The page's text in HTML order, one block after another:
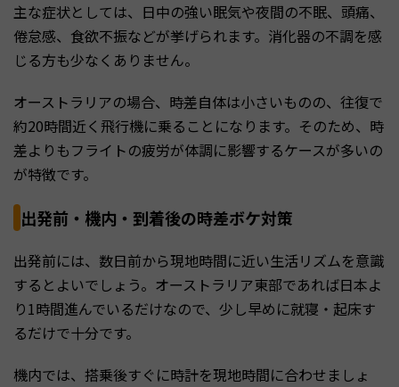
主な症状としては、日中の強い眠気や夜間の不眠、頭痛、
倦怠感、食欲不振などが挙げられます。消化器の不調を感
じる方も少なくありません。
オーストラリアの場合、時差自体は小さいものの、往復で
約20時間近く飛行機に乗ることになります。そのため、時
差よりもフライトの疲労が体調に影響するケースが多いの
が特徴です。
出発前・機内・到着後の時差ボケ対策
出発前には、数日前から現地時間に近い生活リズムを意識
するとよいでしょう。オーストラリア東部であれば日本よ
り1時間進んでいるだけなので、少し早めに就寝・起床す
るだけで十分です。
機内では、搭乗後すぐに時計を現地時間に合わせましょ